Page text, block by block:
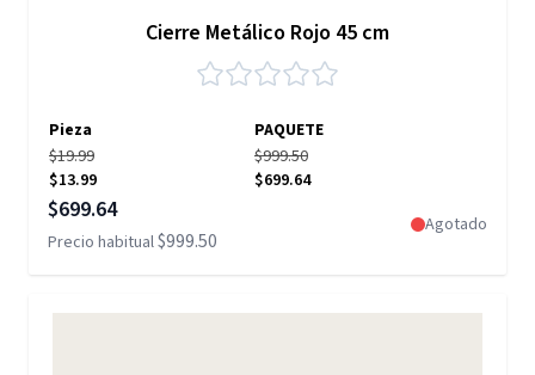
Cierre Metálico Rojo 45 cm
Pieza
PAQUETE
$19.99
$13.99
$999.50
$699.64
Precio especial
$699.64
Precio habitual$999.50
Agotado